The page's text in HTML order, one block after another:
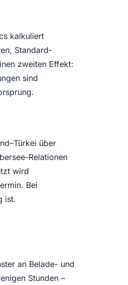
kalkuliert
Standard-
zweiten Effekt:
sind
über
Relationen
wird
Bei
ist.
an Belade- und
Stunden –